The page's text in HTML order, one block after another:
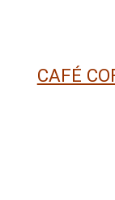
CAFÉ